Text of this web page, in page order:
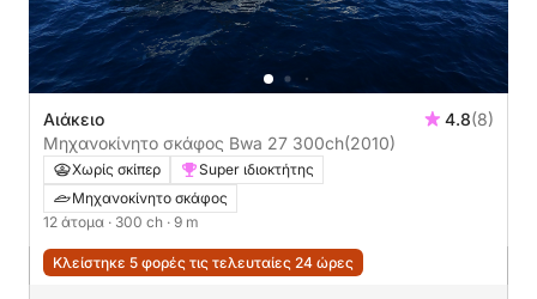
Αιάκειο 4.8(8)
Μηχανοκίνητο σκάφος Bwa 27 300ch(2010)
Χωρίς σκίπερ
Super ιδιοκτήτης
Μηχανοκίνητο σκάφος
12 άτομα · 300 ch · 9 m
Κλείστηκε 5 φορές τις τελευταίες 24 ώρες